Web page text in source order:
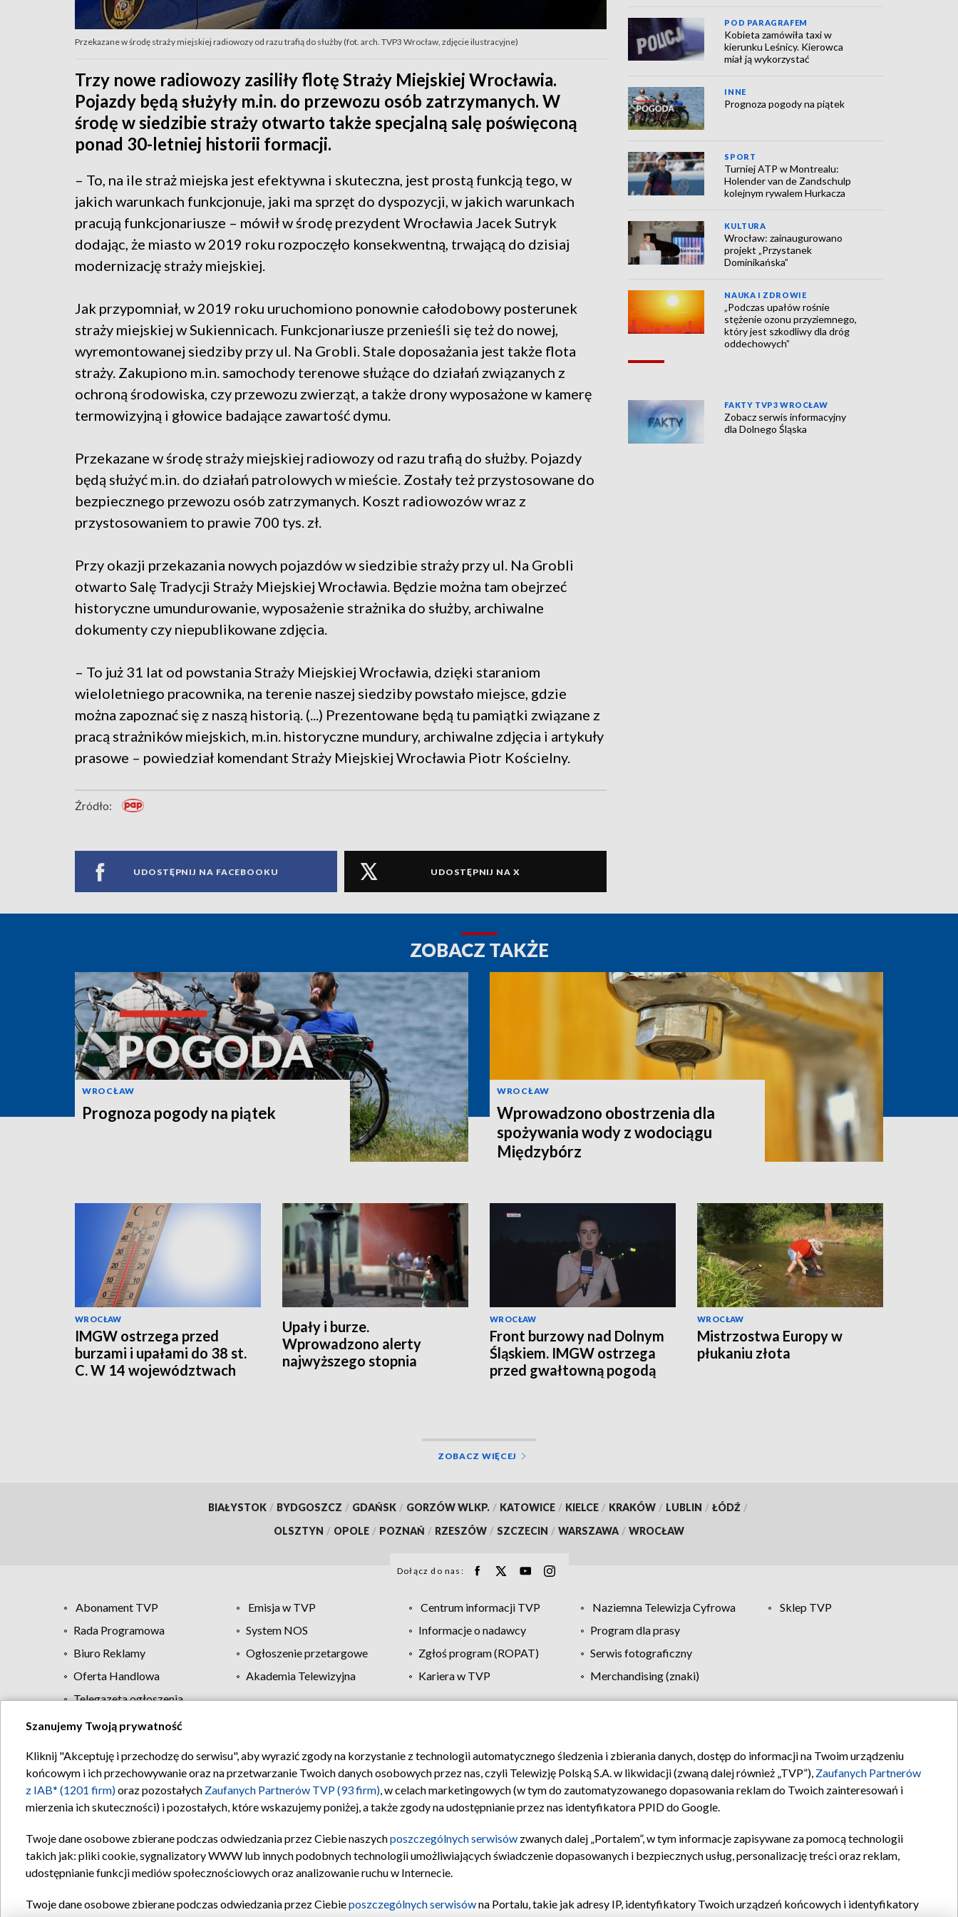
Przekazane w środę straży miejskiej radiowozy od razu trafią do służby (fot. arch. TVP3 Wrocław, zdjęcie ilustracyjne)
Trzy nowe radiowozy zasiliły flotę Straży Miejskiej Wrocławia.
Pojazdy będą służyły m.in. do przewozu osób zatrzymanych. W
środę w siedzibie straży otwarto także specjalną salę poświęconą
ponad 30-letniej historii formacji.
– To, na ile straż miejska jest efektywna i skuteczna, jest prostą funkcją tego, w
jakich warunkach funkcjonuje, jaki ma sprzęt do dyspozycji, w jakich warunkach
pracują funkcjonariusze – mówił w środę prezydent Wrocławia Jacek Sutryk
dodając, że miasto w 2019 roku rozpoczęło konsekwentną, trwającą do dzisiaj
modernizację straży miejskiej.
Jak przypomniał, w 2019 roku uruchomiono ponownie całodobowy posterunek
straży miejskiej w Sukiennicach. Funkcjonariusze przenieśli się też do nowej,
wyremontowanej siedziby przy ul. Na Grobli. Stale doposażania jest także flota
straży. Zakupiono m.in. samochody terenowe służące do działań związanych z
ochroną środowiska, czy przewozu zwierząt, a także drony wyposażone w kamerę
termowizyjną i głowice badające zawartość dymu.
Przekazane w środę straży miejskiej radiowozy od razu trafią do służby. Pojazdy
będą służyć m.in. do działań patrolowych w mieście. Zostały też przystosowane do
bezpiecznego przewozu osób zatrzymanych. Koszt radiowozów wraz z
przystosowaniem to prawie 700 tys. zł.
Przy okazji przekazania nowych pojazdów w siedzibie straży przy ul. Na Grobli
otwarto Salę Tradycji Straży Miejskiej Wrocławia. Będzie można tam obejrzeć
historyczne umundurowanie, wyposażenie strażnika do służby, archiwalne
dokumenty czy niepublikowane zdjęcia.
– To już 31 lat od powstania Straży Miejskiej Wrocławia, dzięki staraniom
wieloletniego pracownika, na terenie naszej siedziby powstało miejsce, gdzie
można zapoznać się z naszą historią. (...) Prezentowane będą tu pamiątki związane z
pracą strażników miejskich, m.in. historyczne mundury, archiwalne zdjęcia i artykuły
prasowe – powiedział komendant Straży Miejskiej Wrocławia Piotr Kościelny.
Źródło:
UDOSTĘPNIJ NA FACEBOOKU UDOSTĘPNIJ NA X
POD PARAGRAFEM
Kobieta zamówiła taxi w
kierunku Leśnicy. Kierowca
miał ją wykorzystać
INNE
Prognoza pogody na piątek
SPORT
Turniej ATP w Montrealu:
Holender van de Zandschulp
kolejnym rywalem Hurkacza
KULTURA
Wrocław: zainaugurowano
projekt „Przystanek
Dominikańska”
NAUKA I ZDROWIE
„Podczas upałów rośnie
stężenie ozonu przyziemnego,
który jest szkodliwy dla dróg
oddechowych”
FAKTY TVP3 WROCŁAW
Zobacz serwis informacyjny
dla Dolnego Śląska
ZOBACZ TAKŻE
WROCŁAW
Prognoza pogody na piątek
WROCŁAW
Wprowadzono obostrzenia dla
spożywania wody z wodociągu
Międzybórz
WROCŁAW
IMGW ostrzega przed
burzami i upałami do 38 st.
C. W 14 województwach
Upały i burze.
Wprowadzono alerty
najwyższego stopnia
WROCŁAW
Front burzowy nad Dolnym
Śląskiem. IMGW ostrzega
przed gwałtowną pogodą
WROCŁAW
Mistrzostwa Europy w
płukaniu złota
ZOBACZ WIĘCEJ
BIAŁYSTOK / BYDGOSZCZ / GDAŃSK / GORZÓW WLKP. / KATOWICE / KIELCE / KRAKÓW / LUBLIN / ŁÓDŹ /
OLSZTYN / OPOLE / POZNAŃ / RZESZÓW / SZCZECIN / WARSZAWA / WROCŁAW
Dołącz do nas:
Abonament TVP Emisja w TVP Centrum informacji TVP Naziemna Telewizja Cyfrowa
Sklep TVP
Rada Programowa
System NOS Informacje o nadawcy
Program dla prasy
Biuro Reklamy
Ogłoszenie przetargowe Zgłoś program (ROPAT)
Serwis fotograficzny
Oferta Handlowa
Akademia Telewizyjna Kariera w TVP
Merchandising (znaki)
Telegazeta ogłoszenia
Regulamin TVP Polityka prywatności Moje zgody Pomoc Biuro reklamy Kontakt
Szanujemy Twoją prywatność
Kliknij "Akceptuję i przechodzę do serwisu", aby wyrazić zgody na korzystanie z technologii automatycznego śledzenia i zbierania danych, dostęp do informacji na Twoim urządzeniu
końcowym i ich przechowywanie oraz na przetwarzanie Twoich danych osobowych przez nas, czyli Telewizję Polską S.A. w likwidacji (zwaną dalej również „TVP”), Zaufanych Partnerów
z IAB* (1201 firm)oraz pozostałych Zaufanych Partnerów TVP (93 firm), w celach marketingowych (w tym do zautomatyzowanego dopasowania reklam do Twoich zainteresowań i
mierzenia ich skuteczności) i pozostałych, które wskazujemy poniżej, a także zgody na udostępnianie przez nas identyfikatora PPID do Google.
Twoje dane osobowe zbierane podczas odwiedzania przez Ciebie naszychposzczególnych serwisów zwanych dalej „Portalem”, w tym informacje zapisywane za pomocą technologii
takich jak: pliki cookie, sygnalizatory WWW lub innych podobnych technologii umożliwiających świadczenie dopasowanych i bezpiecznych usług, personalizację treści oraz reklam,
udostępnianie funkcji mediów społecznościowych oraz analizowanie ruchu w Internecie.
Twoje dane osobowe zbierane podczas odwiedzania przez Ciebieposzczególnych serwisówna Portalu, takie jak adresy IP, identyfikatory Twoich urządzeń końcowych i identyfikatory